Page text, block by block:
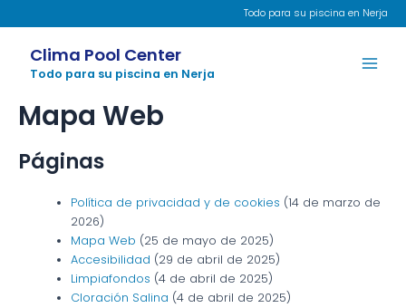
al
contenido
Todo para su piscina en Nerja
Clima Pool Center
Todo para su piscina en Nerja
Mapa Web
Páginas
Política de privacidad y de cookies (14 de marzo de
2026)
Mapa Web (25 de mayo de 2025)
Accesibilidad (29 de abril de 2025)
Limpiafondos (4 de abril de 2025)
Cloración Salina (4 de abril de 2025)